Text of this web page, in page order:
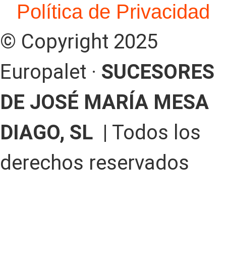
Política de Privacidad
© Copyright 2025
Europalet · SUCESORES
DE JOSÉ MARÍA MESA
DIAGO, SL | Todos los
derechos reservados